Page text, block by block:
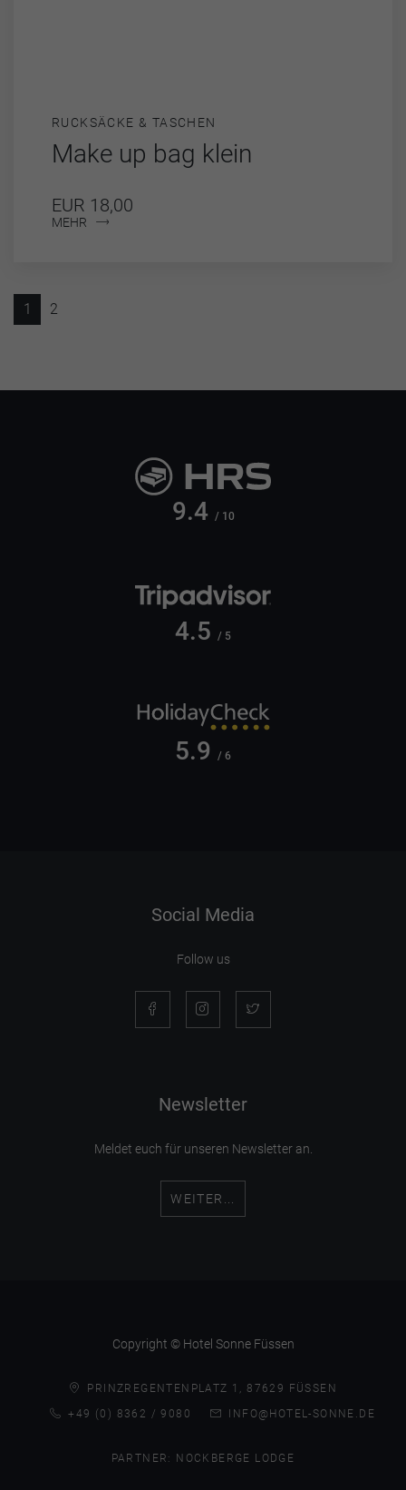
RUCKSÄCKE & TASCHEN
Make up bag klein
EUR 18,00
MEHR
1 2
9.4 / 10
4.5 / 5
5.9 / 6
Social Media
Follow us
Newsletter
Meldet euch für unseren Newsletter an.
WEITER...
Copyright © Hotel Sonne Füssen
PRINZREGENTENPLATZ 1, 87629 FÜSSEN
+49 (0) 8362 / 9080
INFO@HOTEL-SONNE.DE
PARTNER: NOCKBERGE LODGE